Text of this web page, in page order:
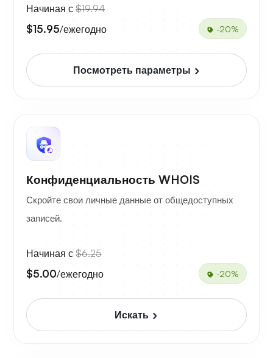
Начиная с $19.94
$15.95/ежегодно -20%
Посмотреть параметры
Конфиденциальность WHOIS
Скройте свои личные данные от общедоступных
записей.
Начиная с $6.25
$5.00/ежегодно -20%
Искать